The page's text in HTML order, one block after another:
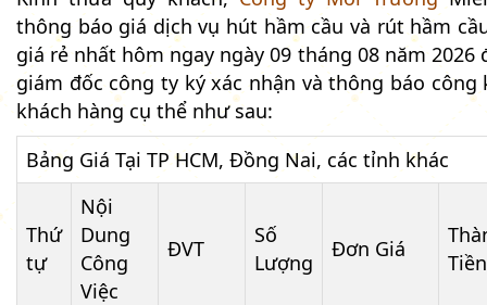
thông báo giá dịch vụ hút hầm cầu và rút hầm
giá rẻ nhất hôm ngay ngày 09 tháng 08 năm 2026
giám đốc công ty ký xác nhận và thông báo công
khách hàng cụ thể như sau:
Bảng Giá Tại TP HCM, Đồng Nai, các tỉnh khác
Thứ
tự
Nội
Dung
Công
Việc
ĐVT
Số
Lượng
Đơn Giá
Tiền